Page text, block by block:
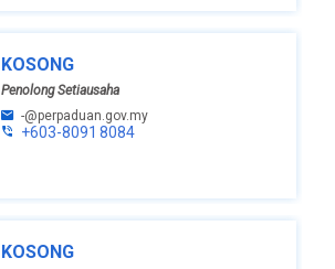
KOSONG
Penolong Setiausaha
-@perpaduan.gov.my
+603-8091 8084
KOSONG